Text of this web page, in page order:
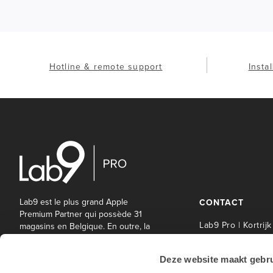
Deze website maakt
Hotline & remote support
Lab9 est le plus grand Apple
Premium Partner qui possède 31
magasins en Belgique. En outre, la
CONTACT
Lab9 Pro | Kortrijk
| Kortrijk